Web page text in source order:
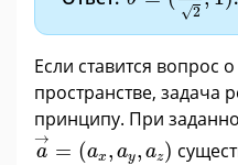
√2
Если ставится вопрос
пространстве, задача
принципу. При
→
a = (ax , ay, az)
a→=(ax,a y,az)